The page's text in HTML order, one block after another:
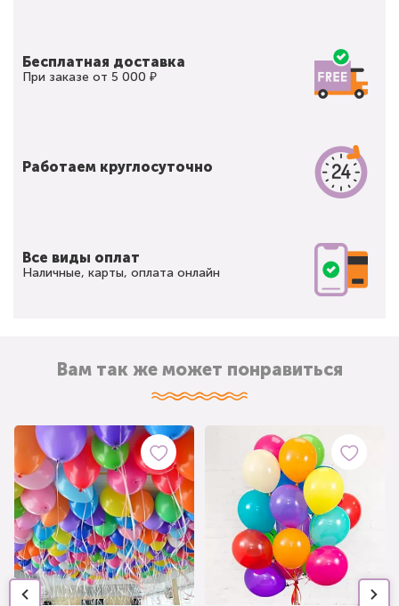
Бесплатная доставка
При заказе от 5 000 ₽
Работаем круглосуточно
Все виды оплат
Наличные, карты, оплата онлайн
Вам так же может понравиться